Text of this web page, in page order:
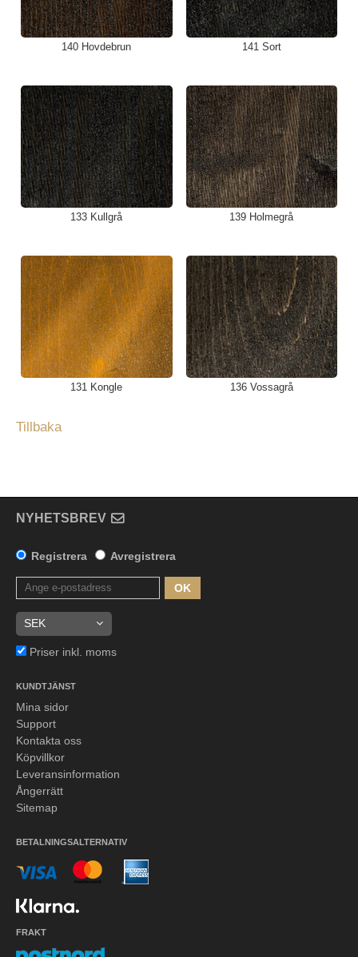
140 Hovdebrun 141 Sort
133 Kullgrå 139 Holmegrå
131 Kongle 136 Vossagrå
Tillbaka
NYHETSBREV
Registrera Avregistrera
OK
Priser inkl. moms
KUNDTJÄNST
Mina sidor
Support
Kontakta oss
Köpvillkor
Leveransinformation
Ångerrätt
Sitemap
BETALNINGSALTERNATIV
FRAKT